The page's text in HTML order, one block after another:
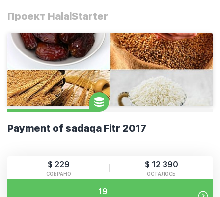
Проект HalalStarter
Payment of sadaqa Fitr 2017
$ 229
СОБРАНО
$ 12 390
ОСТАЛОСЬ
19